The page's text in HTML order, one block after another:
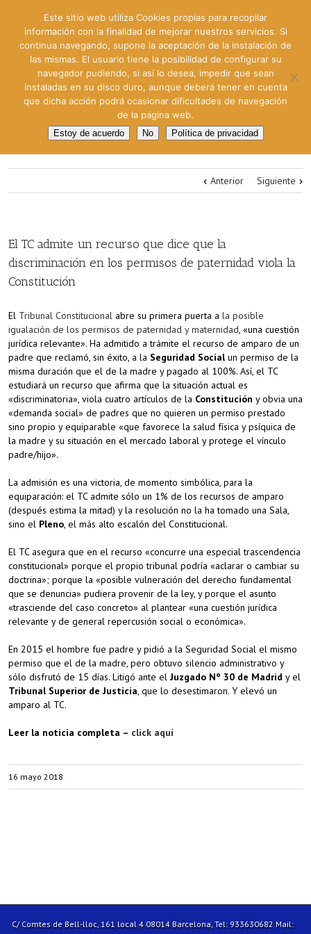
Anterior Siguiente
El TC admite un recurso que dice que la
discriminación en los permisos de paternidad viola la
Constitución
El Tribunal Constitucional abre su primera puerta a la posible
igualación de los permisos de paternidad y maternidad, «una cuestión
jurídica relevante». Ha admitido a trámite el recurso de amparo de un
padre que reclamó, sin éxito, a la Seguridad Socialun permiso de la
misma duración que el de la madre y pagado al 100%. Así, el TC
estudiará un recurso que afirma que la situación actual es
«discriminatoria», viola cuatro artículos de la Constitución y obvia una
«demanda social» de padres que no quieren un permiso prestado
sino propio y equiparable «que favorece la salud física y psíquica de
la madre y su situación en el mercado laboral y protege el vínculo
padre/hijo».
La admisión es una victoria, de momento simbólica, para la
equiparación: el TC admite sólo un 1% de los recursos de amparo
(después estima la mitad) y la resolución no la ha tomado una Sala,
sino el Pleno, el más alto escalón del Constitucional.
El TC asegura que en el recurso «concurre una especial trascendencia
constitucional» porque el propio tribunal podría «aclarar o cambiar su
doctrina»; porque la «posible vulneración del derecho fundamental
que se denuncia» pudiera provenir de la ley, y porque el asunto
«trasciende del caso concreto» al plantear «una cuestión jurídica
relevante y de general repercusión social o económica».
En 2015 el hombre fue padre y pidió a la Seguridad Social el mismo
permiso que el de la madre, pero obtuvo silencio administrativo y
sólo disfrutó de 15 días. Litigó ante el Juzgado Nº 30 de Madrid y el
Tribunal Superior de Justicia, que lo desestimaron. Y elevó un
amparo al TC.
Leer la noticia completa – click aquí
16 mayo 2018
C/ Comtes de Bell-lloc, 161 local 4 08014 Barcelona, Tel: 933630682 Mail:
Este sitio web utiliza Cookies propias para recopilar
información con la finalidad de mejorar nuestros servicios. Si
continua navegando, supone la aceptación de la instalación de
las mismas. El usuario tiene la posibilidad de configurar su
navegador pudiendo, si así lo desea, impedir que sean
instaladas en su disco duro, aunque deberá tener en cuenta
que dicha acción podrá ocasionar dificultades de navegación
de la página web.
Estoy de acuerdo No Política de privacidad